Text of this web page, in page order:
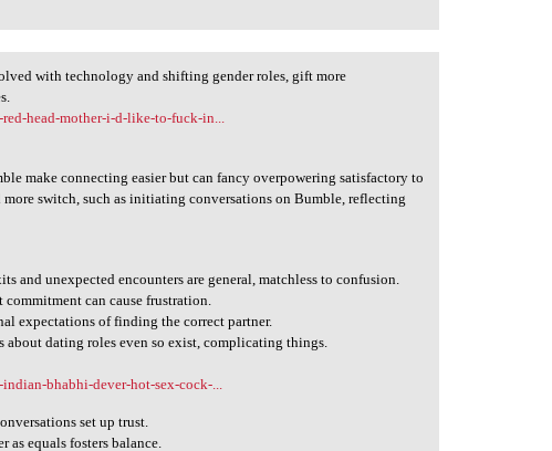
with technology and shifting gender roles, gift more
head-mother-i-d-like-to-fuck-in...
make connecting easier but can fancy overpowering satisfactory to
switch, such as initiating conversations on Bumble, reflecting
and unexpected encounters are general, matchless to confusion.
can cause frustration.
expectations of finding the correct partner.
about dating roles even so exist, complicating things.
bhabhi-dever-hot-sex-cock-...
set up trust.
as equals fosters balance.